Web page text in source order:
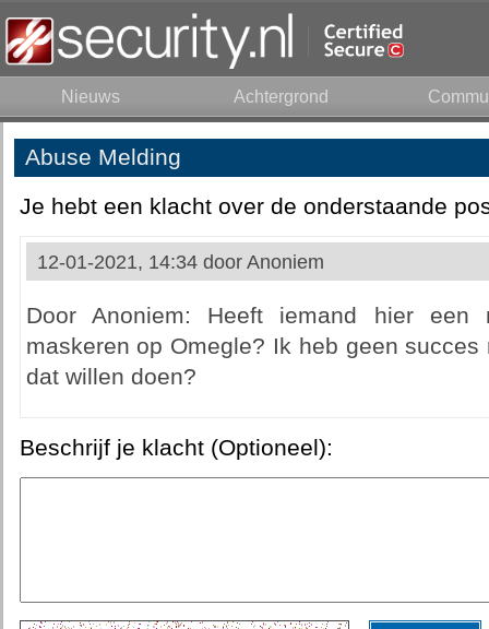
Nieuws Achtergrond
Abuse Melding
Je hebt een klacht over de onderstaande
12-01-2021, 14:34 door Anoniem
Door Anoniem: Heeft iemand hier
maskeren op Omegle? Ik heb geen
dat willen doen?
Beschrijf je klacht (Optioneel):